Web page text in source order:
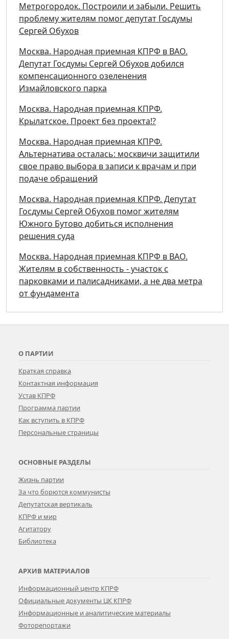
Метрогородок. Построили и забыли. Решить
проблему жителям помог депутат Госдумы
Сергей Обухов
Москва. Народная приемная КПРФ в ВАО.
Депутат Госдумы Сергей Обухов добился
компенсационного озеленения
Измайловского парка
Москва. Народная приемная КПРФ.
Крылатское. Проект без проекта!?
Москва. Народная приемная КПРФ.
Альтернатива осталась: москвичи защитили
свое право выбора в записи к врачам и при
подаче обращений
Москва. Народная приемная КПРФ. Депутат
Госдумы Сергей Обухов помог жителям
Южного Бутово добиться исполнения
решения суда
Москва. Народная приемная КПРФ в ВАО.
Жителям в собственность - участок с
парковками и палисадниками, а не два метра
от фундамента
О ПАРТИИ
Краткая справка
Контактная информация
Устав КПРФ
Программа партии
Как вступить в КПРФ
Персональные страницы
ОСНОВНЫЕ РАЗДЕЛЫ
Жизнь партии
За что борются коммунисты
Депутатская вертикаль
КПРФ и мир
Агитатору
Библиотека
АРХИВ МАТЕРИАЛОВ
Информационный центр КПРФ
Официальные документы ЦК КПРФ
Информационные и аналитические материалы
Фоторепортажи